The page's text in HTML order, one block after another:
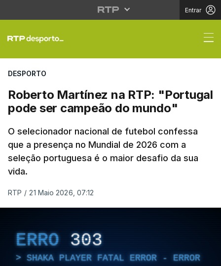
Entrar
Roberto Martínez na
DESPORTO
Roberto Martínez na RTP: "Portugal
pode ser campeão do mundo"
O selecionador nacional de futebol confessa
que a presença no Mundial de 2026 com a
seleção portuguesa é o maior desafio da sua
vida.
RTP / 21 Maio 2026, 07:12
ERRO 303
SHAKA PLAYER FATAL ERROR - ERROR